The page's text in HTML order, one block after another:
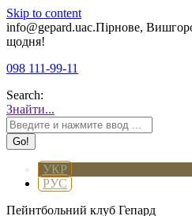
Skip to content
info@gepard.uaс.Пірнове,
щодня!
098 111-99-11
Search:
Знайти...
УКР
РУС
Пейнтбольний клуб Гепард